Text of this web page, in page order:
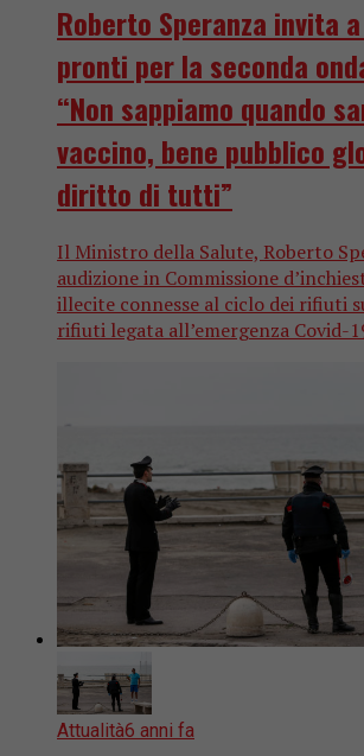
Roberto Speranza invita
pronti per la seconda
“Non sappiamo quando
vaccino, bene pubblico
diritto di tutti”
Il Ministro della Salute, Roberto
audizione in Commissione
illecite connesse al ciclo dei rifiuti
rifiuti legata all’emergenza Covid-
Attualità6 anni fa